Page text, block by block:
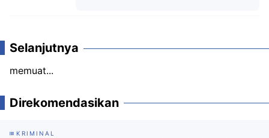
Selanjutnya
memuat...
Direkomendasikan
KRIMINAL